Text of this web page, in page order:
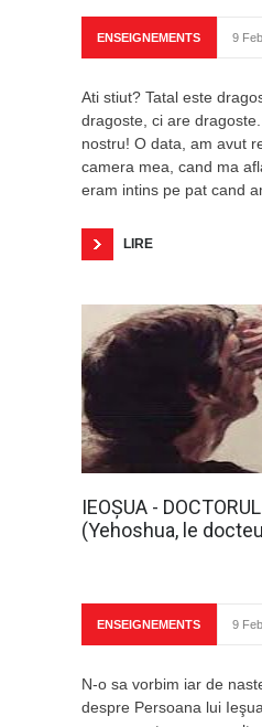
ENSEIGNEMENTS 9
Ati stiut? Tatal este
dragoste, ci are
nostru! O data, am avut
camera mea, cand ma
eram intins pe pat cand
LIRE
IEOŞUA -
(Yehoshua, le
ENSEIGNEMENTS 9
N-o sa vorbim iar de
despre Persoana lui